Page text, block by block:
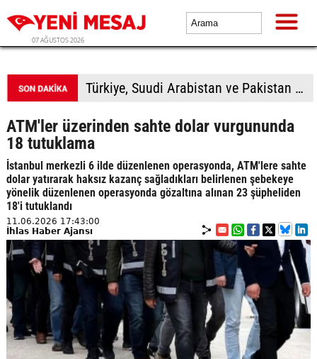
07 AĞUSTOS 2026
Türkiye, Suudi Arabistan ve Pakistan üçlü savunma anlaşması imzalayacak
ATM'ler üzerinden sahte dolar vurgununda
18 tutuklama
İstanbul merkezli 6 ilde düzenlenen operasyonda, ATM'lere sahte
dolar yatırarak haksız kazanç sağladıkları belirlenen şebekeye
yönelik düzenlenen operasyonda gözaltına alınan 23 şüpheliden
18'i tutuklandı
11.06.2026 17:43:00
İhlas Haber Ajansı